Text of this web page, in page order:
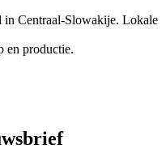
in Centraal-Slowakije. Lokale
en productie.